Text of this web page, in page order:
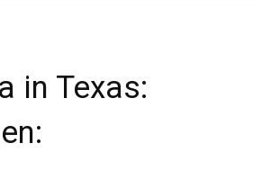
in Texas: